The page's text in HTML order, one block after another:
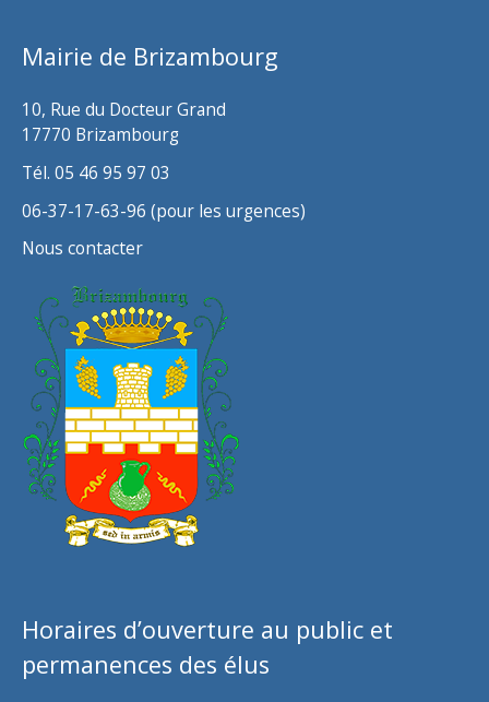
Mairie de Brizambourg
10, Rue du Docteur Grand
17770 Brizambourg
Tél. 05 46 95 97 03
06-37-17-63-96 (pour les urgences)
Nous contacter
Horaires d’ouverture au public et
permanences des élus